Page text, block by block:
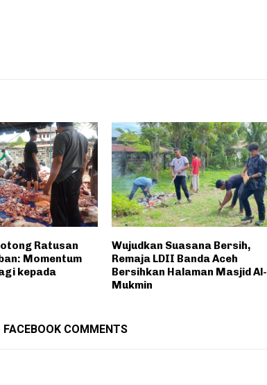
Ratusan
Momentum
kepada
Wujudkan Suasana Bersih,
Remaja LDII Banda Aceh
Bersihkan Halaman Masjid Al-
Mukmin
FACEBOOK COMMENTS